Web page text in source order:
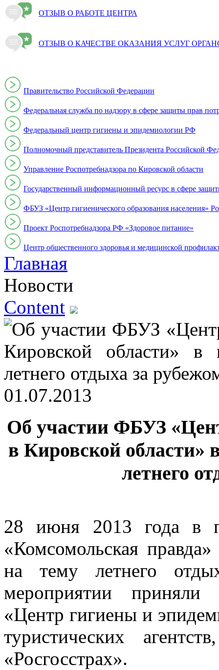
ОТЗЫВ О РАБОТЕ ЦЕНТРА
ОТЗЫВ О КАЧЕСТВЕ ОКАЗАНИЯ УСЛУГ
Правительство Российской Федерации
Федеральная служба по надзору в сфере защиты прав
Федеральный центр гигиены и эпидемиологии РФ
Полномочный представитель Президента Российской
Управление Роспотребнадзора по Кировской области
Государственный информационный ресурс в сфере
ФБУЗ «Центр гигиенического образования населения»
Проект Роспотребнадзора РФ «Здоровое питание»
Центр общественного здоровья и медицинской
Главная
Новости
Content
01.07.2013
Об участии ФБУЗ
в Кировской области»
летнего
28 июня 2013 года в
«Комсомольская
на тему летнего
мероприятии
«Центр гигиены и
туристических
«Росгосстрах».